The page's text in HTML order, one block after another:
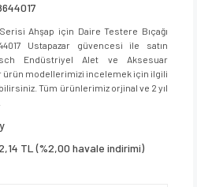
Ahşap için Daire Testere Bıçağı
Ustapazar güvencesi ile satın
Endüstriyel Alet ve Aksesuar
ürün modellerimizi incelemek için ilgili
Tüm ürünlerimiz orjinal ve 2 yıl
TL (%2,00 havale indirimi)